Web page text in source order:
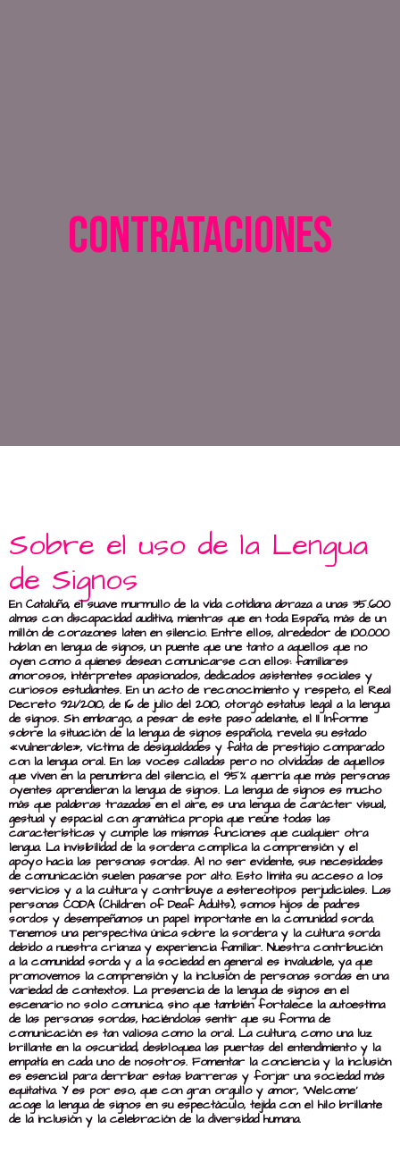
Contrataciones
Sobre el uso de la Lengua
de Signos
En Cataluña, el suave murmullo de la vida cotidiana abraza a unas 35.600
almas con discapacidad auditiva, mientras que en toda España, más de un
millón de corazones laten en silencio. Entre ellos, alrededor de 100.000
hablan en lengua de signos, un puente que une tanto a aquellos que no
oyen como a quienes desean comunicarse con ellos: familiares
amorosos, intérpretes apasionados, dedicados asistentes sociales y
curiosos estudiantes. En un acto de reconocimiento y respeto, el Real
Decreto 921/2010, de 16 de julio del 2010, otorgó estatus legal a la lengua
de signos. Sin embargo, a pesar de este paso adelante, el II Informe
sobre la situación de la lengua de signos española, revela su estado
«vulnerable», víctima de desigualdades y falta de prestigio comparado
con la lengua oral. En las voces calladas pero no olvidadas de aquellos
que viven en la penumbra del silencio, el 95% querría que más personas
oyentes aprendieran la lengua de signos. La lengua de signos es mucho
más que palabras trazadas en el aire, es una lengua de carácter visual,
gestual y espacial con gramática propia que reúne todas las
características y cumple las mismas funciones que cualquier otra
lengua. La invisibilidad de la sordera complica la comprensión y el
apoyo hacia las personas sordas. Al no ser evidente, sus necesidades
de comunicación suelen pasarse por alto. Esto limita su acceso a los
servicios y a la cultura y contribuye a estereotipos perjudiciales. Las
personas CODA (Children of Deaf Adults), somos hijos de padres
sordos y desempeñamos un papel importante en la comunidad sorda.
Tenemos una perspectiva única sobre la sordera y la cultura sorda
debido a nuestra crianza y experiencia familiar. Nuestra contribución
a la comunidad sorda y a la sociedad en general es invaluable, ya que
promovemos la comprensión y la inclusión de personas sordas en una
variedad de contextos. La presencia de la lengua de signos en el
escenario no solo comunica, sino que también fortalece la autoestima
de las personas sordas, haciéndolas sentir que su forma de
comunicación es tan valiosa como la oral. La cultura, como una luz
brillante en la oscuridad, desbloquea las puertas del entendimiento y la
empatía en cada uno de nosotros. Fomentar la conciencia y la inclusión
es esencial para derribar estas barreras y forjar una sociedad más
equitativa. Y es por eso, que con gran orgullo y amor, ‘Welcome’
acoge la lengua de signos en su espectáculo, tejida con el hilo brillante
de la inclusión y la celebración de la diversidad humana.